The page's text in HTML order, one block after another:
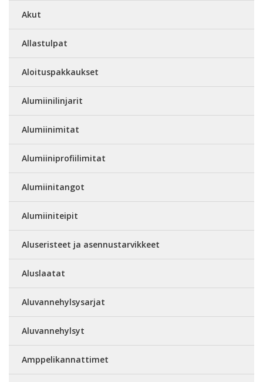
Akut
Allastulpat
Aloituspakkaukset
Alumiinilinjarit
Alumiinimitat
Alumiiniprofiilimitat
Alumiinitangot
Alumiiniteipit
Aluseristeet ja asennustarvikkeet
Aluslaatat
Aluvannehylsysarjat
Aluvannehylsyt
Amppelikannattimet